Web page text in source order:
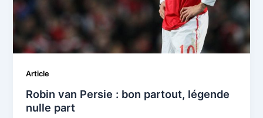
Article
Robin van Persie : bon partout, légende
nulle part